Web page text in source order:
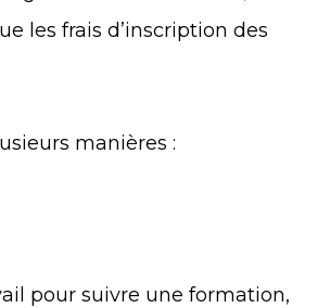
les frais d’inscription des
manières :
pour suivre une formation,